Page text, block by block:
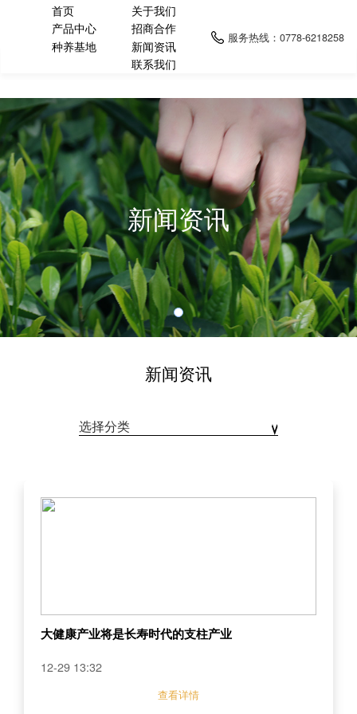
首页
关于我们
产品中心
招商合作
种养基地
新闻资讯
联系我们
服务热线： 0778-6218258
新闻资讯
新闻资讯
选择分类
大健康产业将是长寿时代的支柱产业
12-29 13:32
查看详情